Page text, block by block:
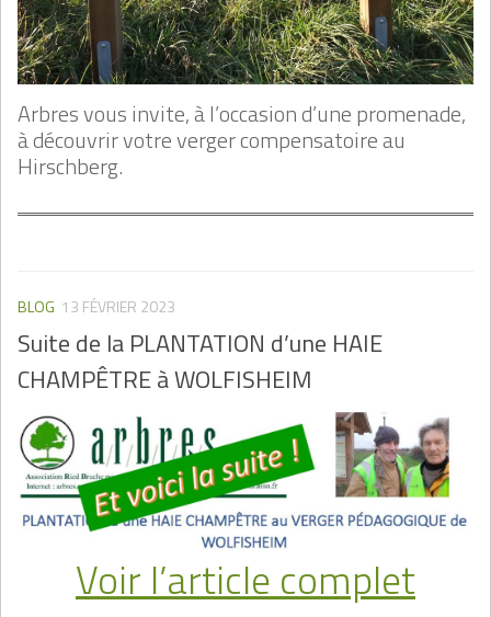
Arbres vous invite, à l’occasion d’une promenade,
à découvrir votre verger compensatoire au
Hirschberg.
BLOG 13 FÉVRIER 2023
Suite de la PLANTATION d’une HAIE
CHAMPÊTRE à WOLFISHEIM
Voir l’article complet